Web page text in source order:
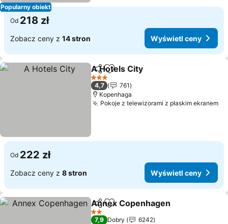
Popularny obiekt
Od 218 zł
Zobacz ceny z 14 stron Wyświetl ceny
Udostępnij
Dodaj do ulubionych
A Hotels City
3 Kategoria
4,7
761
Kopenhaga
Pokoje z telewizorami z płaskim ekranem
Od 222 zł
Zobacz ceny z 8 stron Wyświetl ceny
Udostępnij
Dodaj do ulubionych
Annex Copenhagen
2 Kategoria
7,9 Dobry
6242